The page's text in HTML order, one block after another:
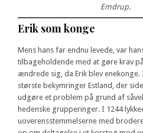
Emdrup.
Erik som konge
Mens hans far endnu levede, var
tilbageholdende med at gøre krav
ændrede sig, da Erik blev
største bekymringer Estland, der
udgøre et problem på grund af
hedenske grupperinger. I 1244
uoverensstemmelserne med